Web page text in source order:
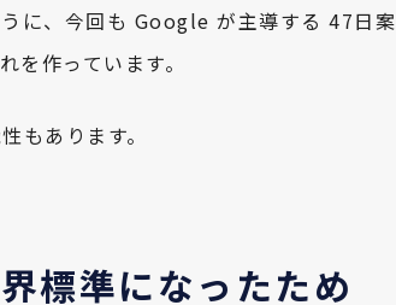
に、今回も Google が主導する 47日案
作っています。
もあります。
標準になったため